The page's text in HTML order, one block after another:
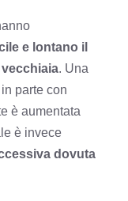
e lontano il
. Una
parte con
è aumentata
è invece
dovuta